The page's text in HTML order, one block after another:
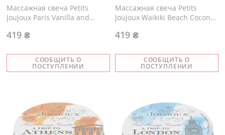
Массажная свечa Petits
Joujoux Paris Vanilla and
СООБЩИТЬ О
ПОСТУПЛЕНИИ
419 ₴
Массажная свечa Petits
Joujoux Waikiki Beach Coconut
СООБЩИТЬ О
ПОСТУПЛЕНИИ
419 ₴